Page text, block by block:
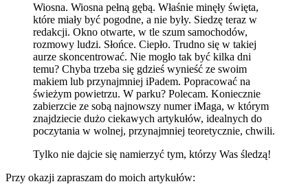
Wiosna. Wiosna pełną gębą. Właśnie minęły święta,
które miały być pogodne, a nie były. Siedzę teraz w
redakcji. Okno otwarte, w tle szum samochodów,
rozmowy ludzi. Słońce. Ciepło. Trudno się w takiej
aurze skoncentrować. Nie mogło tak być kilka dni
temu? Chyba trzeba się gdzieś wynieść ze swoim
makiem lub przynajmniej iPadem. Popracować na
świeżym powietrzu. W parku? Polecam. Koniecznie
zabierzcie ze sobą najnowszy numer iMaga, w którym
znajdziecie dużo ciekawych artykułów, idealnych do
poczytania w wolnej, przynajmniej teoretycznie, chwili.
Tylko nie dajcie się namierzyć tym, którzy Was śledzą!
Przy okazji zapraszam do moich artykułów: